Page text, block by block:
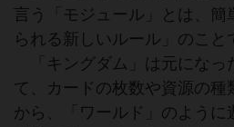
言う「モジュール」とは、簡
られる新しいルール」のこと
「キングダム」は元になっ
て、カードの枚数や資源の種
から、「ワールド」のように